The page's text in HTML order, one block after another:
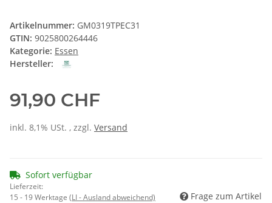
Artikelnummer: GM0319TPEC31
GTIN: 9025800264446
Kategorie: Essen
Hersteller:
91,90 CHF
inkl. 8,1% USt. , zzgl. Versand
Sofort verfügbar
Lieferzeit:
15 - 19 Werktage (LI - Ausland abweichend) Frage zum Artikel